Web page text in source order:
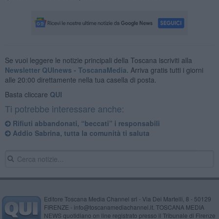
Se vuoi leggere le notizie principali della Toscana iscriviti alla
Newsletter QUInews - ToscanaMedia. Arriva gratis tutti i giorni
alle 20:00 direttamente nella tua casella di posta.
Basta cliccare QUI
Ti potrebbe interessare anche:
Rifiuti abbandonati, “beccati” i responsabili
Addio Sabrina, tutta la comunità ti saluta
Editore Toscana Media Channel srl - Via Dei Martelli, 8 - 50129
FIRENZE - info@toscanamediachannel.it. TOSCANA MEDIA
NEWS quotidiano on line registrato presso il Tribunale di Firenze